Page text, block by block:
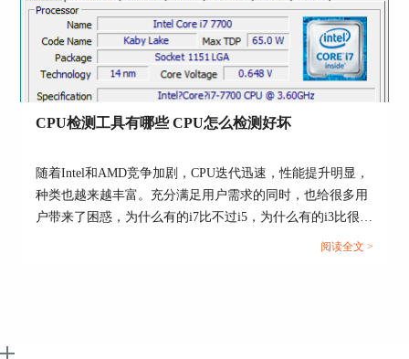
图5：查看芯片组南桥设备信息
以上就是使用
AIDA64查看电脑主板信息的基本步
骤了，希望本篇文章能够帮助到大家。
署名：fjq
CPU检测工具有哪些 CPU怎么检测好坏
随着Intel和AMD竞争加剧，CPU迭代迅速，性能提升明显，
种类也越来越丰富。充分满足用户需求的同时，也给很多用
户带来了困惑，为什么有的i7比不过i5，为什么有的i3比很多
i5和i7性能更强？这就需要借助专业的工具对CPU进行检
阅读全文 >